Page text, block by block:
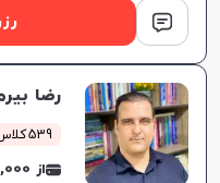
رضا
539 کلاس موفق
از 365,000 تومان